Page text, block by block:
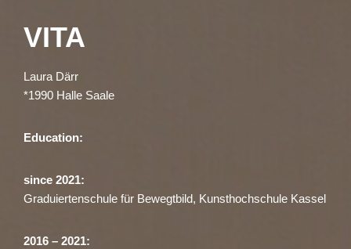
Zum
springen
VITA
Laura Därr
*1990 Halle Saale
Education:
since 2021:
Graduiertenschule für Bewegtbild, Kunsthochschule Kassel
2016 – 2021: